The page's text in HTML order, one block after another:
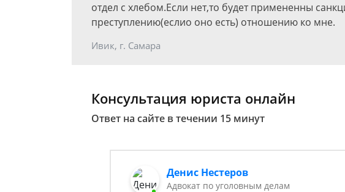
отдел с хлебом.Если нет,то будет примененны
преступлению(еслио оно есть) отношению ко мне.
Ивик, г. Самара
Консультация юриста онлайн
Ответ на сайте в течении 15 минут
Денис Нестеров
Адвокат по уголовным делам